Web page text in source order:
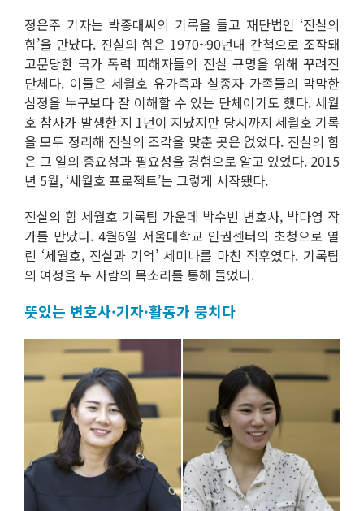
정은주 기자는 박종대씨의 기록을 들고 재단법인 ‘진실의
힘’을 만났다. 진실의 힘은 1970~90년대 간첩으로 조작돼
고문당한 국가 폭력 피해자들의 진실 규명을 위해 꾸려진
단체다. 이들은 세월호 유가족과 실종자 가족들의 막막한
심정을 누구보다 잘 이해할 수 있는 단체이기도 했다. 세월
호 참사가 발생한 지 1년이 지났지만 당시까지 세월호 기록
을 모두 정리해 진실의 조각을 맞춘 곳은 없었다. 진실의 힘
은 그 일의 중요성과 필요성을 경험으로 알고 있었다. 2015
년 5월, ‘세월호 프로젝트’는 그렇게 시작됐다.
진실의 힘 세월호 기록팀 가운데 박수빈 변호사, 박다영 작
가를 만났다. 4월6일 서울대학교 인권센터의 초청으로 열
린 ‘세월호, 진실과 기억’ 세미나를 마친 직후였다. 기록팀
의 여정을 두 사람의 목소리를 통해 들었다.
뜻있는 변호사·기자·활동가 뭉치다